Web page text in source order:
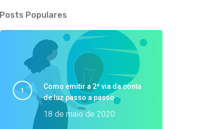
Posts Populares
Como emitir a 2ª via da conta
de luz passo a passo
18 de maio de 2020